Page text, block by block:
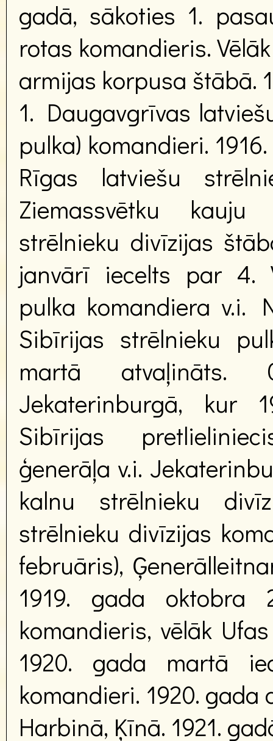
gadā, sākoties 1.
rotas komandieris.
armijas korpusa štābā.
1. Daugavgrīvas
pulka) komandieri.
Rīgas latviešu
Ziemassvētku
strēlnieku divīzijas
janvārī iecelts par 4.
pulka komandiera v.i.
Sibīrijas strēlnieku
martā atvaļināts.
Jekaterinburgā, kur
Sibīrijas
ģenerāļa v.i.
kalnu strēlnieku
strēlnieku divīzijas
februāris),
1919. gada oktobra
komandieris, vēlāk
1920. gada martā
komandieri. 1920.
Harbinā, Ķīnā. 1921.